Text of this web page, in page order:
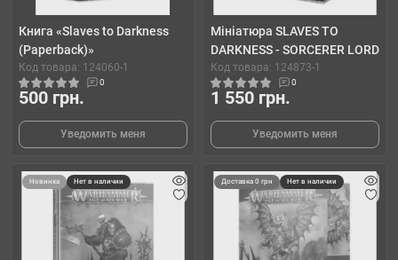
Книга «Slaves to Darkness
(Paperback)»
Код товара: 124060-1
0
500 грн.
Уведомить меня
Мініатюра SLAVES TO
DARKNESS - SORCERER LORD
Код товара: 124873-1
0
1 550 грн.
Уведомить меня
Новинка Нет в наличии Доставка 0 грн Нет в наличии